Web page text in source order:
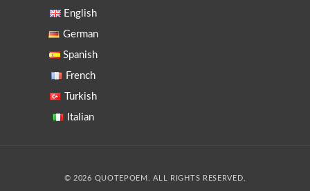
English
German
Spanish
French
Turkish
Italian
© 2026 QUOTEPOEM. ALL RIGHTS RESERVED.